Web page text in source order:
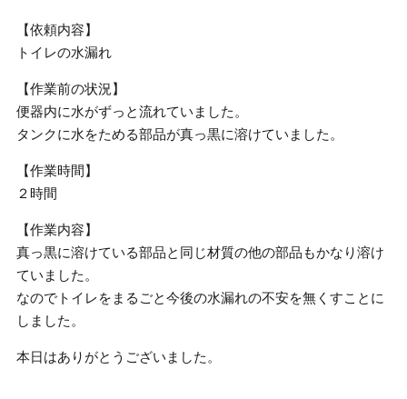
【依頼内容】
トイレの水漏れ
【作業前の状況】
便器内に水がずっと流れていました。
タンクに水をためる部品が真っ黒に溶けていました。
【作業時間】
２時間
【作業内容】
真っ黒に溶けている部品と同じ材質の他の部品もかなり溶け
ていました。
なのでトイレをまるごと今後の水漏れの不安を無くすことに
しました。
本日はありがとうございました。